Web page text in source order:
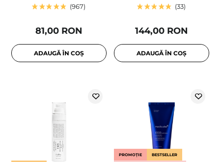
967
81,00 RON
ADAUGĂ ÎN COȘ
33
144,00 RON
ADAUGĂ ÎN COȘ
PROMOȚIE BESTSELLER